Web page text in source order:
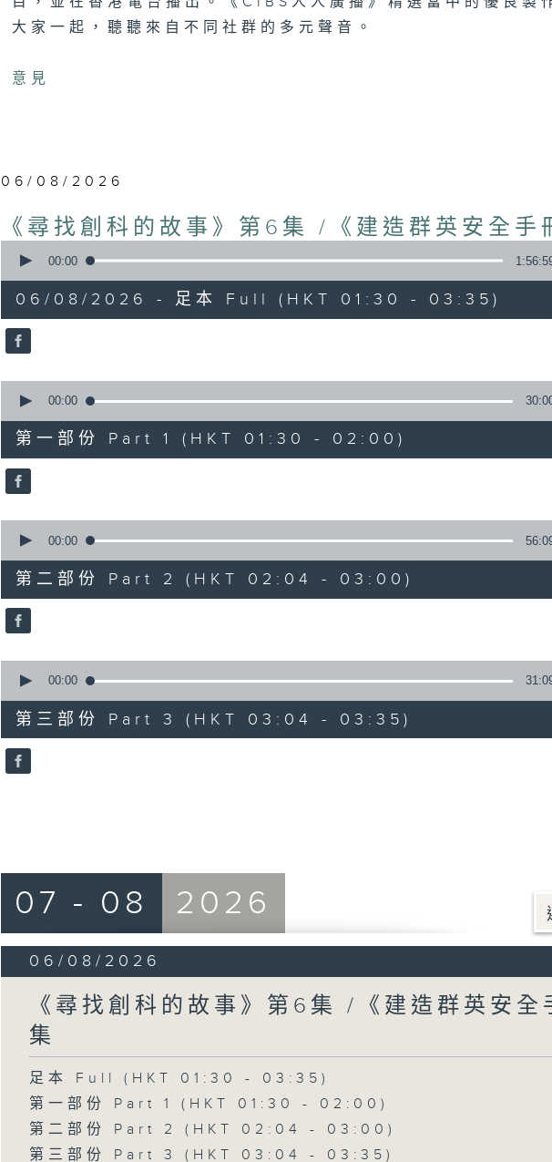
大家一起，聽聽來自不同社群的多元聲音。
意見
06/08/2026
《尋找創科的故事》第6集 /《建造群英安全手
seconds
hour,
56
minutes,
59
90%
00:00
06/08/2026 - 足本 Full (HKT 01:30 - 03:35)
seconds
30
minutes,
0
seconds
90%
00:00
第一部份 Part 1 (HKT 01:30 - 02:00)
seconds
56
minutes,
9
seconds
90%
00:00
第二部份 Part 2 (HKT 02:04 - 03:00)
seconds
31
minutes,
9
seconds
90%
00:00
第三部份 Part 3 (HKT 03:04 - 03:35)
07 - 08 2026
06/08/2026
《尋找創科的故事》第6集 /《建造群英安全
集
足本 Full (HKT 01:30 - 03:35)
第一部份 Part 1 (HKT 01:30 - 02:00)
第二部份 Part 2 (HKT 02:04 - 03:00)
第三部份 Part 3 (HKT 03:04 - 03:35)